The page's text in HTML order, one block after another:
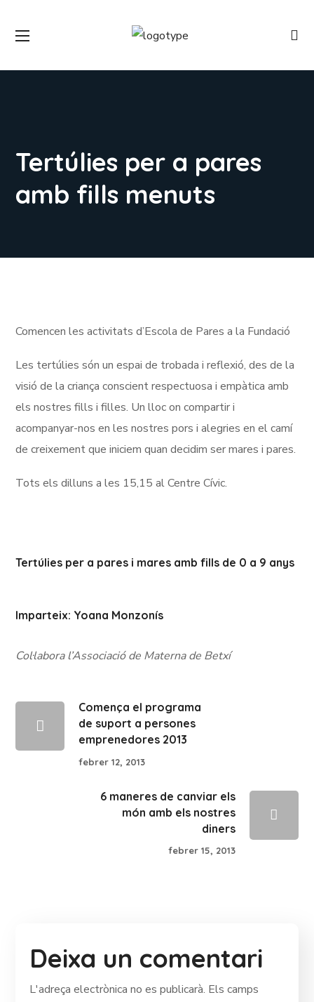
Tertúlies per a pares
amb fills menuts
Comencen les activitats d’Escola de Pares a la Fundació
Les tertúlies són un espai de trobada i reflexió, des de la
visió de la criança conscient respectuosa i empàtica amb
els nostres fills i filles. Un lloc on compartir i
acompanyar-nos en les nostres pors i alegries en el camí
de creixement que iniciem quan decidim ser mares i pares.
Tots els dilluns a les 15,15 al Centre Cívic.
Tertúlies per a pares i mares amb fills de 0 a 9 anys
Imparteix: Yoana Monzonís
Col·labora l’Associació de Materna de Betxí
Comença el programa
de suport a persones
emprenedores 2013
febrer 12, 2013
6 maneres de canviar els
món amb els nostres
diners
febrer 15, 2013
Deixa un comentari
L'adreça electrònica no es publicarà. Els camps